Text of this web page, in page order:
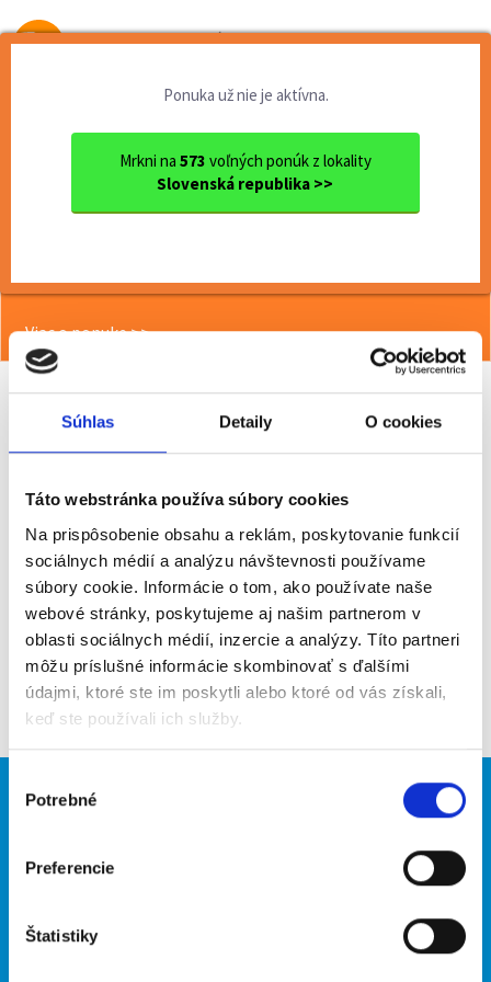
Súhlas Detaily O cookies
Táto webstránka používa súbory cookies
Na prispôsobenie obsahu a reklám, poskytovanie funkcií
sociálnych médií a analýzu návštevnosti používame
súbory cookie. Informácie o tom, ako používate naše
webové stránky, poskytujeme aj našim partnerom v
oblasti sociálnych médií, inzercie a analýzy. Títo partneri
môžu príslušné informácie skombinovať s ďalšími
údajmi, ktoré ste im poskytli alebo ktoré od vás získali,
keď ste používali ich služby.
súhlasu
Potrebné
Preferencie
Štatistiky
Od prvej brigády
Ponuka už nie je aktívna.
Mrkni na 573 voľných ponúk z lokality
Slovenská republika >>
<< Späť
Viac o ponuke >>
Poslať na email
Upozorniť na inzerát
Pridať do obľúbených
Späť
Brigádnici
Hľadané brigády
O portáli Naše ďalšie projekty